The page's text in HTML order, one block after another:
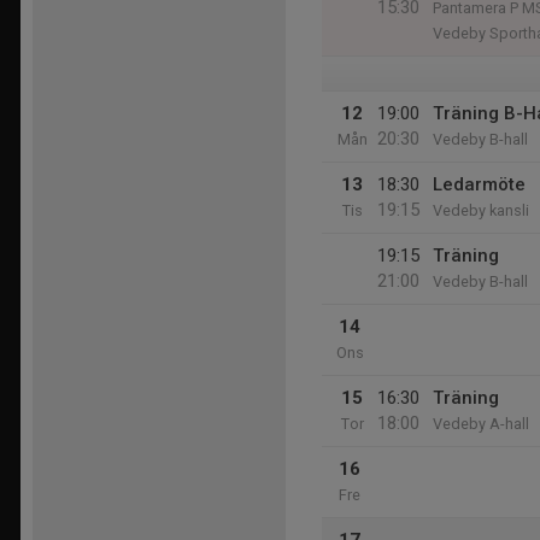
15:30
Pantamera P
Vedeby
12
Mån
19:00
20:30
Träning B-
Vedeby B-hall
13
Tis
18:30
19:15
Ledarmöte
Vedeby kansli
19:15
21:00
Träning
Vedeby B-hall
14
Ons
15
Tor
16:30
18:00
Träning
Vedeby A-hall
16
Fre